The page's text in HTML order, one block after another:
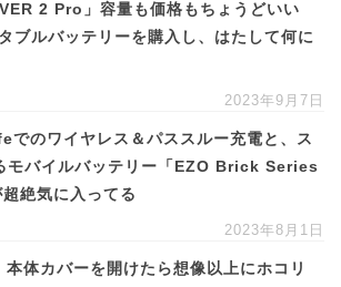
2 Pro」容量も価格もちょうどいい
ブルバッテリーを購入し、はたして何に
2023年9月7日
でのワイヤレス＆パススルー充電と、ス
モバイルバッテリー「EZO Brick Series
絶気に入ってる
2023年8月1日
本体カバーを開けたら想像以上にホコリ